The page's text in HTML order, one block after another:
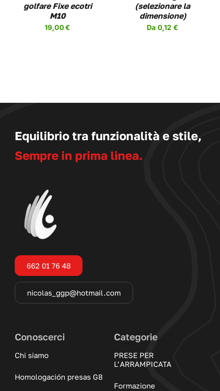
golfare Fixe ecotri
M10
19,00€
ESSERE
SCELTE
NELLA
(selezionare la
dimensione)
Da 0,12 €
Equilibrio tra funzionalità e stile,
Sempre in prima linea.
662 01 76 48
nicolas_ggp@hotmail.com
Conoscerci
Chi siamo
Homologación presas G8
Categorie
PRESE PER
L’ARRAMPICATA
Formazione